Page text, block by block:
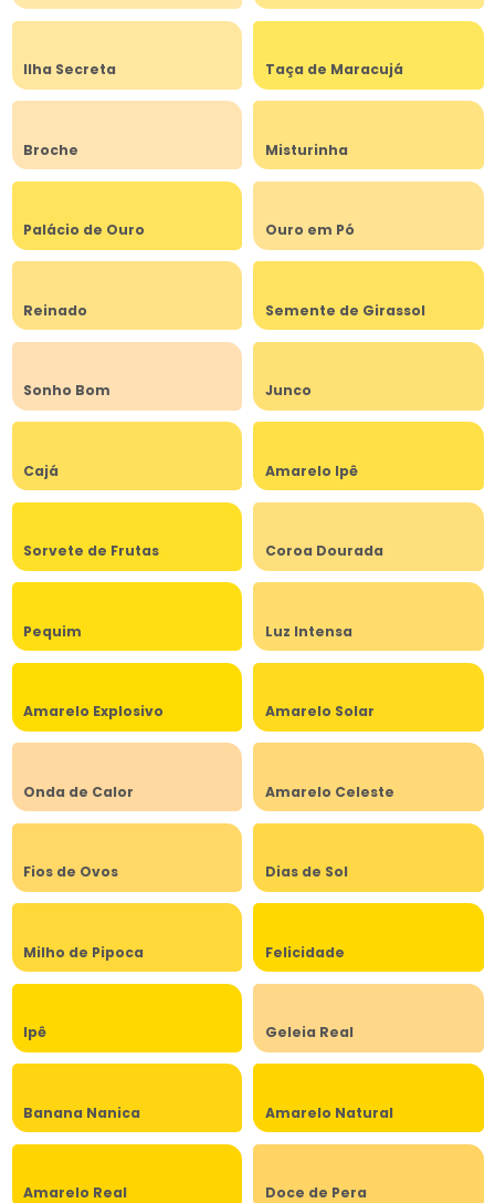
Ilha Secreta Taça de Maracujá
Broche Misturinha
Palácio de Ouro Ouro em Pó
Reinado Semente de Girassol
Sonho Bom Junco
Cajá Amarelo Ipê
Sorvete de Frutas Coroa Dourada
Pequim Luz Intensa
Amarelo Explosivo Amarelo Solar
Onda de Calor Amarelo Celeste
Fios de Ovos Dias de Sol
Milho de Pipoca Felicidade
Ipê Geleia Real
Banana Nanica Amarelo Natural
Amarelo Real Doce de Pera